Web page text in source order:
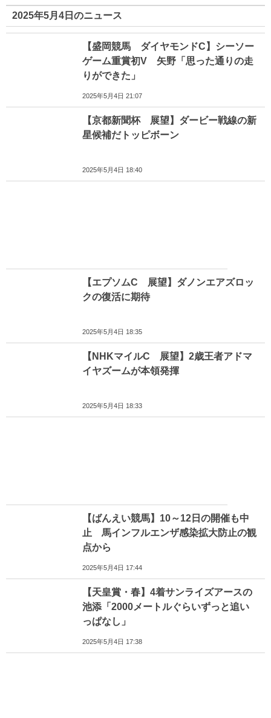
2025年5月4日のニュース
【盛岡競馬 ダイヤモンドC】シーソー
ゲーム重賞初V 矢野「思った通りの走
りができた」
2025年5月4日 21:07
【京都新聞杯 展望】ダービー戦線の新
星候補だトッピボーン
2025年5月4日 18:40
【エプソムC 展望】ダノンエアズロッ
クの復活に期待
2025年5月4日 18:35
【NHKマイルC 展望】2歳王者アドマ
イヤズームが本領発揮
2025年5月4日 18:33
【ばんえい競馬】10～12日の開催も中
止 馬インフルエンザ感染拡大防止の観
点から
2025年5月4日 17:44
【天皇賞・春】4着サンライズアースの
池添「2000メートルぐらいずっと追い
っぱなし」
2025年5月4日 17:38